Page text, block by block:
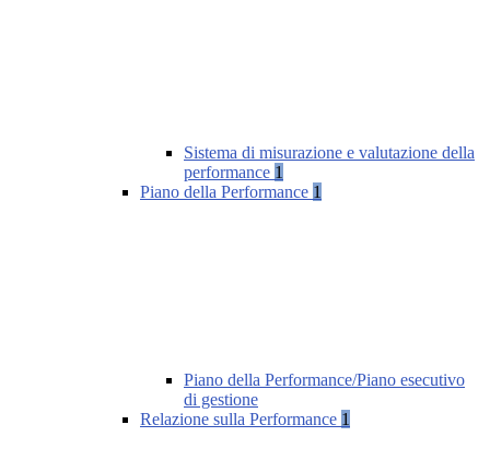
Sistema di misurazione e valutazione della
performance 1
Piano della Performance 1
Piano della Performance/Piano esecutivo
di gestione
Relazione sulla Performance 1